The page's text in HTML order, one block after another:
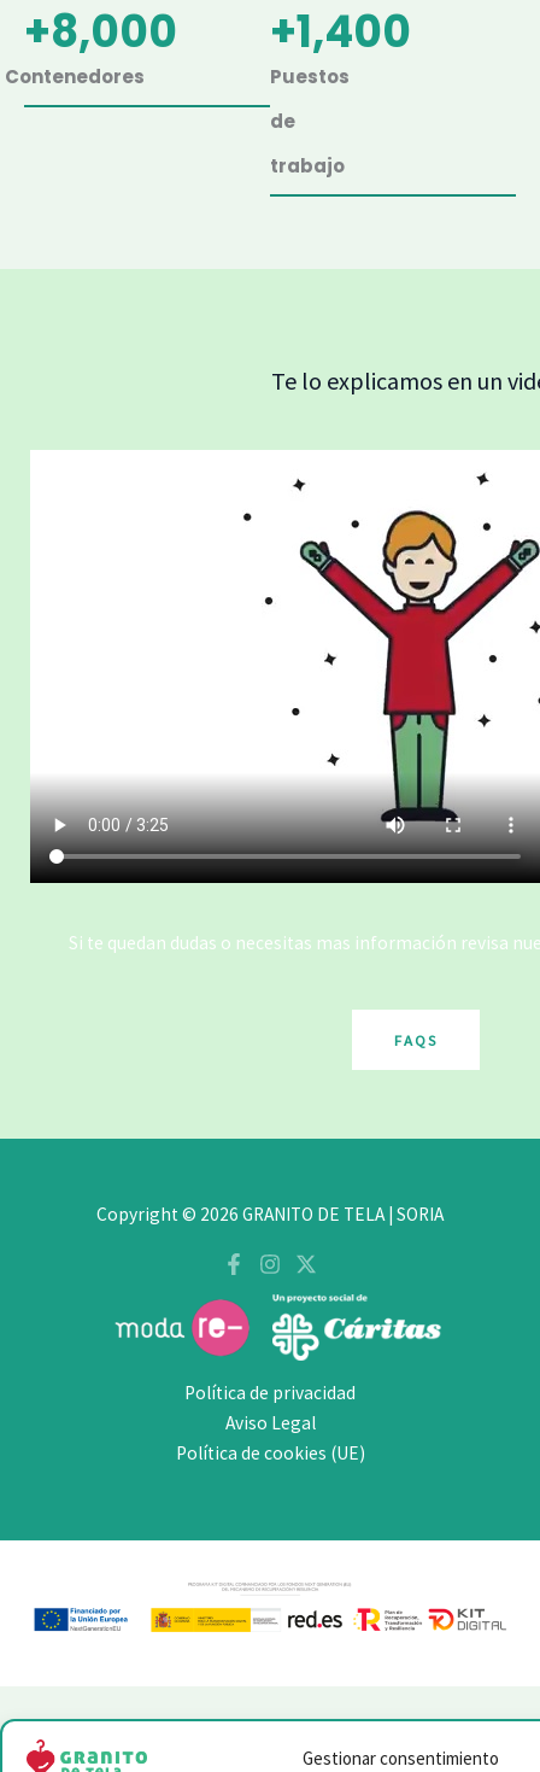
Gestionar consentimiento
Contenedores
+8,000
Puestos
de
trabajo
+1,400
Te lo explicamos en un
Si te quedan dudas o necesitas mas información revisa
FAQS
Copyright © 2026 GRANITO DE TELA | SORIA
Política de privacidad
Aviso Legal
Política de cookies (UE)